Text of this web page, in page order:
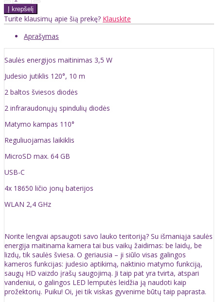
Turite klausimų apie šią prekę? Klauskite
Aprašymas
Saulės energijos maitinimas 3,5 W
Judesio jutiklis 120°, 10 m
2 baltos šviesos diodės
2 infraraudonųjų spindulių diodės
Matymo kampas 110°
Reguliuojamas laikiklis
MicroSD max. 64 GB
USB-C
4x 18650 ličio jonų baterijos
WLAN 2,4 GHz
Norite lengvai apsaugoti savo lauko teritoriją? Su išmaniąja saulės
energija maitinama kamera tai bus vaikų žaidimas: be laidų, be
lizdų, tik saulės šviesa. O geriausia – ji siūlo visas galingos
kameros funkcijas: judesio aptikimą, naktinio matymo funkciją,
saugų HD vaizdo įrašų saugojimą. Ji taip pat yra tvirta, atspari
vandeniui, o galingos LED lemputės leidžia ją naudoti kaip
prožektorių. Puiku! Oi, jei tik viskas gyvenime būtų taip paprasta.